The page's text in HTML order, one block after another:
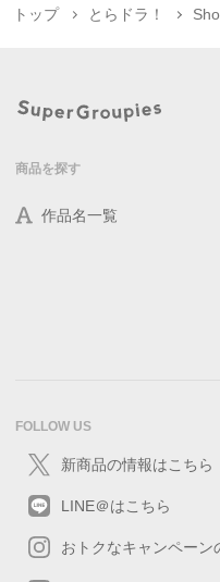
トップ とらドラ！
商品を探す
作品名一覧
FOLLOW US
新商品の情報はこちら
LINE＠はこちら
おトクなキャンペーン